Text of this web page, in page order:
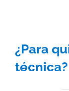
¿Para
técnica?